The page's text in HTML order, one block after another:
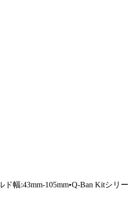
幅:43mm-105mm•Q-Ban Kitシリー